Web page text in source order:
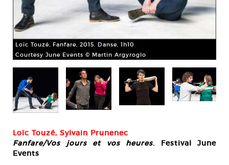
Loïc Touzé, Fanfare, 2015. Danse, 1h10
Courtesy June Events © Martin Argyroglo
Loïc Touzé, Sylvain Prunenec
Fanfare/Vos jours et vos heures. Festival June
Events